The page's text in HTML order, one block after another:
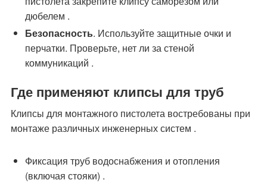
дюбелем .
Безопасность. Используйте защитные очки и
перчатки. Проверьте, нет ли за стеной
коммуникаций .
Где применяют клипсы для труб
Клипсы для монтажного пистолета востребованы при
монтаже различных инженерных систем .
Фиксация труб водоснабжения и отопления
(включая стояки) .